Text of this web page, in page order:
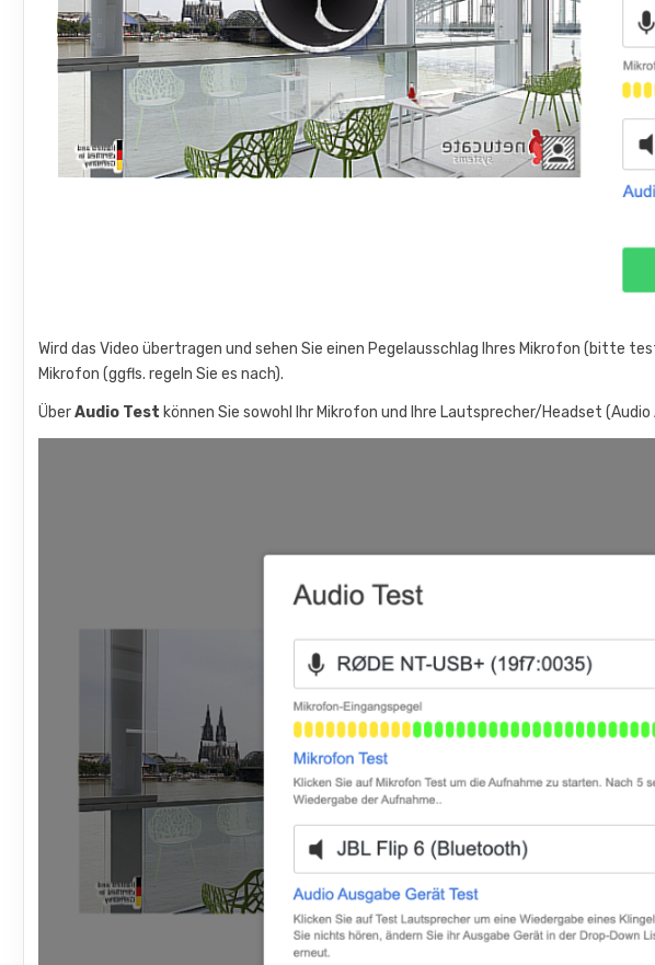
Wird das Video übertragen und sehen Sie einen Pegelausschlag Ihres Mikrofon (bitte
Mikrofon (ggfls. regeln Sie es nach).
ÜberAudio Test können Sie sowohl Ihr Mikrofon und Ihre Lautsprecher/Headset